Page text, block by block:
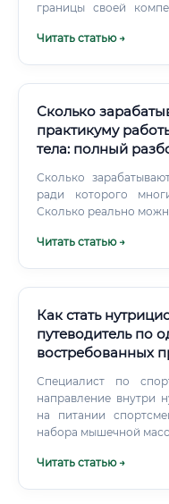
границы своей
вмешательства.
Читать статью →
Сколько
практикуму
тела: полный
Сколько
ради которого
Сколько реально
Читать статью →
Как стать
путеводитель по
востребованных
Специалист по
направление внутри
на питании
набора мышечной
Читать статью →